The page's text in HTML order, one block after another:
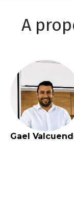
A
Gael